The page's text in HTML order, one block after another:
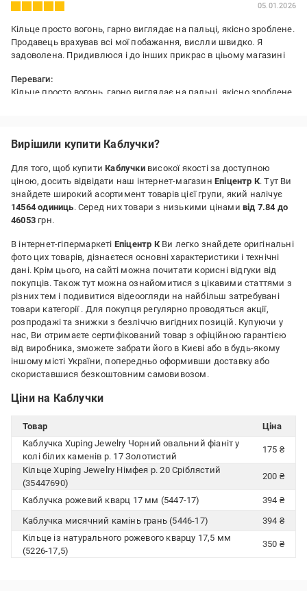
05.01.2026
Кільце просто вогонь, гарно виглядає на пальці, якісно зроблене.
Продавець врахував всі мої побажання, вислли швидко. Я
задоволена. Придивлюся і до інших прикрас в ціьому магазині
Переваги:
Кільце просто вогонь, гарно виглядає на пальці, якісно зроблене.
Недоліки:
Вирішили купити Каблучки?
Для того, щоб купитиКаблучки високої якості за доступною
ціною, досить відвідати наш інтернет-магазин Епіцентр К. Тут Ви
знайдете широкий асортимент товарів цієї групи, який налічує
14564 одиниць. Серед них товари з низькими цінамивід 7.84 до
46053 грн.
В інтернет-гіпермаркеті Епіцентр КВи легко знайдете оригінальні
фото цих товарів, дізнаєтеся основні характеристики і технічні
дані. Крім цього, на сайті можна почитати корисні відгуки від
покупців. Також тут можна ознайомитися з цікавими статтями з
різних тем і подивитися відеоогляди на найбільш затребувані
товари категорії . Для покупця регулярно проводяться акції,
розпродажі та знижки з безліччю вигідних позицій. Купуючи у
нас, Ви отримаєте сертифікований товар з офіційною гарантією
від виробника, зможете забрати його в Києві або в будь-якому
іншому місті України, попередньо оформивши доставку або
скориставшися безкоштовним самовивозом.
Ціни на Каблучки
Товар
Ціна
Каблучка Xuping Jewelry Чорний овальний фіаніт у
колі білих каменів р. 17 Золотистий
175 ₴
Кільце Xuping Jewelry Німфея р. 20 Сріблястий
(35447690)
200 ₴
Каблучка рожевий кварц 17 мм (5447-17)
394 ₴
Каблучка мисячний камінь грань (5446-17)
394 ₴
Кільце із натурального рожевого кварцу 17,5 мм
(5226-17,5)
350 ₴